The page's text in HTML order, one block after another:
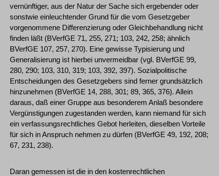
vernünftiger, aus der Natur der Sache sich ergebender oder
sonstwie einleuchtender Grund für die vom Gesetzgeber
vorgenommene Differenzierung oder Gleichbehandlung nicht
finden läßt (BVerfGE 71, 255, 271; 103, 242, 258; ähnlich
BVerfGE 107, 257, 270). Eine gewisse Typisierung und
Generalisierung ist hierbei unvermeidbar (vgl. BVerfGE 99,
280, 290; 103, 310, 319; 103, 392, 397). Sozialpolitische
Entscheidungen des Gesetzgebers sind ferner grundsätzlich
hinzunehmen (BVerfGE 14, 288, 301; 89, 365, 376). Allein
daraus, daß einer Gruppe aus besonderem Anlaß besondere
Vergünstigungen zugestanden werden, kann niemand für sich
ein verfassungsrechtliches Gebot herleiten, dieselben Vorteile
für sich in Anspruch nehmen zu dürfen (BVerfGE 49, 192, 208;
67, 231, 238).
Daran gemessen ist die in den kostenrechtlichen